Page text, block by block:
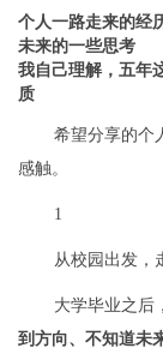
个人一路走来的经
未来的一些思考
我自己理解，五年
质
希望分享的个
感触。
1
从校园出发，
大学毕业之后，
到方向、不知道未